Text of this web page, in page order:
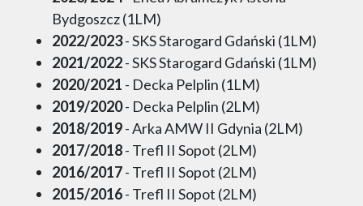
Bydgoszcz (1LM)
2022/2023- SKS Starogard Gdański (1LM)
2021/2022- SKS Starogard Gdański (1LM)
2020/2021 - Decka Pelplin (1LM)
2019/2020- Decka Pelplin (2LM)
2018/2019- Arka AMW II Gdynia (2LM)
2017/2018- Trefl II Sopot (2LM)
2016/2017- Trefl II Sopot (2LM)
2015/2016- Trefl II Sopot (2LM)